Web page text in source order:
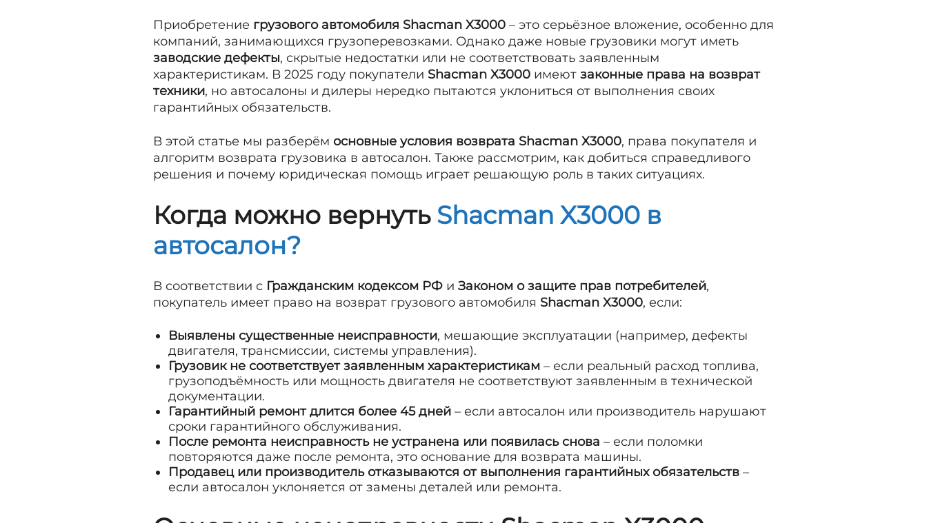
Приобретение грузового автомобиля Shacman X3000 – это серьёзное вложение, особенно для
компаний, занимающихся грузоперевозками. Однако даже новые грузовики могут иметь
заводские дефекты, скрытые недостатки или не соответствовать заявленным
характеристикам. В 2025 году покупатели Shacman X3000 имеют законные права на возврат
техники, но автосалоны и дилеры нередко пытаются уклониться от выполнения своих
гарантийных обязательств.
В этой статье мы разберём основные условия возврата Shacman X3000, права покупателя и
алгоритм возврата грузовика в автосалон. Также рассмотрим, как добиться справедливого
решения и почему юридическая помощь играет решающую роль в таких ситуациях.
Когда можно вернуть Shacman X3000 в
автосалон?
В соответствии с Гражданским кодексом РФ и Законом о защите прав потребителей,
покупатель имеет право на возврат грузового автомобиля Shacman X3000, если:
Выявлены существенные неисправности, мешающие эксплуатации (например, дефекты
двигателя, трансмиссии, системы управления).
Грузовик не соответствует заявленным характеристикам – если реальный расход топлива,
грузоподъёмность или мощность двигателя не соответствуют заявленным в технической
документации.
Гарантийный ремонт длится более 45 дней – если автосалон или производитель нарушают
сроки гарантийного обслуживания.
После ремонта неисправность не устранена или появилась снова – если поломки
повторяются даже после ремонта, это основание для возврата машины.
Продавец или производитель отказываются от выполнения гарантийных обязательств –
если автосалон уклоняется от замены деталей или ремонта.